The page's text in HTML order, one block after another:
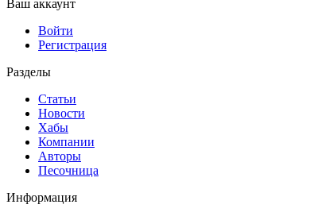
Ваш аккаунт
Войти
Регистрация
Разделы
Статьи
Новости
Хабы
Компании
Авторы
Песочница
Информация